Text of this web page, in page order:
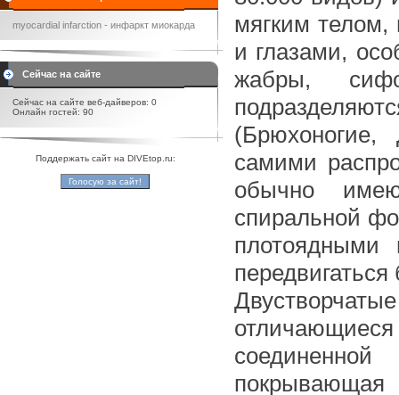
myocardial infarction - инфаркт миокарда
Сейчас на сайте
Сейчас на сайте веб-дайверов: 0
Онлайн гостей: 90
Поддержать сайт на DIVEtop.ru:
мягким телом,
и глазами,
жабры,
(Брюхоногие,
самими
обычно
спиральной
передвигаться